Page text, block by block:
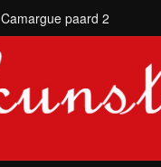
Camargue paard 2